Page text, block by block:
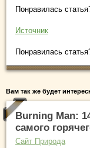
Понравилась
Источник
Понравилась
Вам так же будет
Burning Man:
самого
Сайт Природа